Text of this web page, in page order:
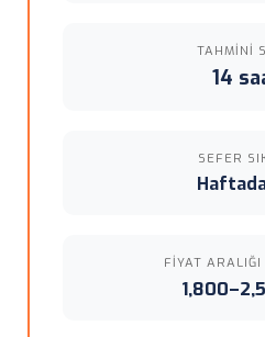
TAHMINI
14
SEFER
FIYAT ARALIĞI